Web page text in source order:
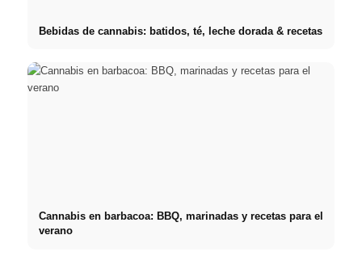
Bebidas de cannabis: batidos, té, leche dorada & recetas
Cannabis en barbacoa: BBQ, marinadas y recetas para el
verano